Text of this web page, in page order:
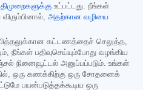
உட்பட்டது. நீங்கள்
அதற்கான வழியை
கட்டணத்தைச் செலுத்த,
நீங்கள் பதிவுசெய்யும்போது வழங்கிய
நினைவூட்டல் அனுப்பப்படும். உங்கள்
ஒரு கணக்கிற்கு ஒரு சோதனைக்
பயன்படுத்தக்கூடிய ஒரு